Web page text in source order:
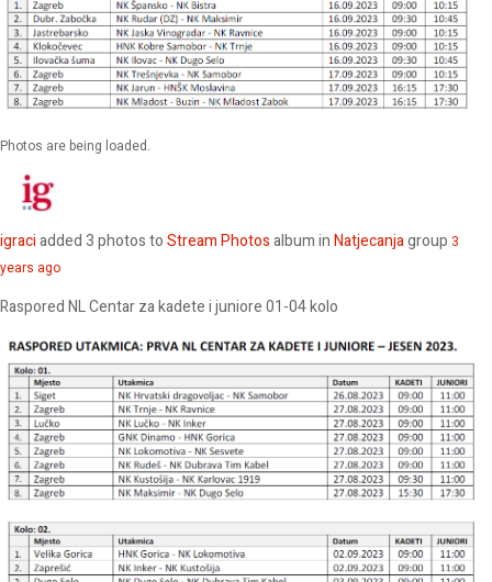
Photos are being loaded.
igraciadded 3 photos toStream Photosalbum inNatjecanjagroup 3
years ago
Raspored NL Centar za kadete i juniore 01-04 kolo